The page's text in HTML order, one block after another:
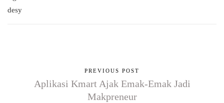
PREVIOUS POST
Aplikasi Kmart Ajak Emak-Emak Jadi
Makpreneur